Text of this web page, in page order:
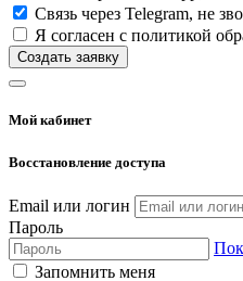
Cвязь через Telegram, не
Я согласен с политикой
Создать заявку
Мой кабинет
Восстановление доступа
Email или логин
Пароль
Запомнить меня